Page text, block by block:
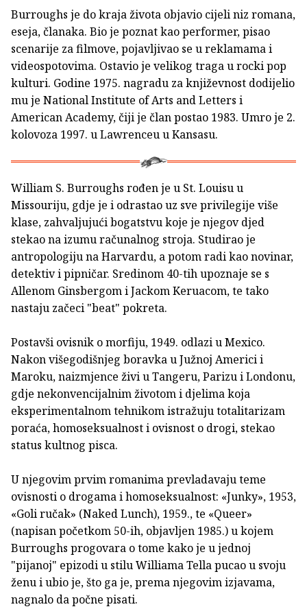
Burroughs je do kraja života objavio cijeli niz romana,
eseja, članaka. Bio je poznat kao performer, pisao
scenarije za filmove, pojavljivao se u reklamama i
videospotovima. Ostavio je velikog traga u rocki pop
kulturi. Godine 1975. nagradu za književnost dodijelio
mu je National Institute of Arts and Letters i
American Academy, čiji je član postao 1983. Umro je 2.
kolovoza 1997. u Lawrenceu u Kansasu.
William S. Burroughs rođen je u St. Louisu u
Missouriju, gdje je i odrastao uz sve privilegije više
klase, zahvaljujući bogatstvu koje je njegov djed
stekao na izumu računalnog stroja. Studirao je
antropologiju na Harvardu, a potom radi kao novinar,
detektiv i pipničar. Sredinom 40-tih upoznaje se s
Allenom Ginsbergom i Jackom Keruacom, te tako
nastaju začeci "beat" pokreta.
Postavši ovisnik o morfiju, 1949. odlazi u Mexico.
Nakon višegodišnjeg boravka u Južnoj Americi i
Maroku, naizmjence živi u Tangeru, Parizu i Londonu,
gdje nekonvencijalnim životom i djelima koja
eksperimentalnom tehnikom istražuju totalitarizam
poraća, homoseksualnost i ovisnost o drogi, stekao
status kultnog pisca.
U njegovim prvim romanima prevladavaju teme
ovisnosti o drogama i homoseksualnost: «Junky», 1953,
«Goli ručak» (Naked Lunch), 1959., te «Queer»
(napisan početkom 50-ih, objavljen 1985.) u kojem
Burroughs progovara o tome kako je u jednoj
"pijanoj" epizodi u stilu Williama Tella pucao u svoju
ženu i ubio je, što ga je, prema njegovim izjavama,
nagnalo da počne pisati.